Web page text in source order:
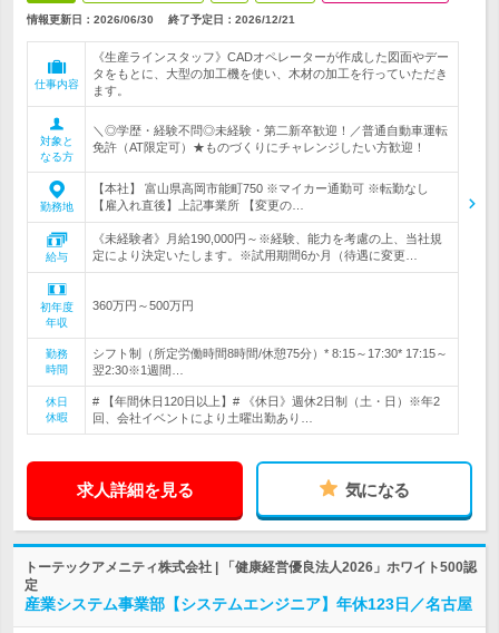
情報更新日：2026/06/30 終了予定日： 2026/12/21
仕事内容
《生産ラインスタッフ》CADオペレーターが作成した図面やデー
タをもとに、大型の加工機を使い、木材の加工を行っていただき
ます。
対象と
なる方
＼◎学歴・経験不問◎未経験・第二新卒歓迎！／普通自動車運転
免許（AT限定可）★ものづくりにチャレンジしたい方歓迎！
勤務地
【本社】 富山県高岡市能町750 ※マイカー通勤可 ※転勤なし
【雇入れ直後】上記事業所 【変更の…
給与
《未経験者》月給190,000円～※経験、能力を考慮の上、当社規
定により決定いたします。※試用期間6か月（待遇に変更…
初年度
年収
360万円～500万円
勤務
時間
シフト制（所定労働時間8時間/休憩75分）* 8:15～17:30* 17:15～
翌2:30※1週間…
休日
休暇
# 【年間休日120日以上】# 《休日》週休2日制（土・日）※年2
回、会社イベントにより土曜出勤あり…
求人詳細を見る 気になる
トーテックアメニティ株式会社 | 「健康経営優良法人2026」ホワイト500認
定
産業システム事業部【システムエンジニア】年休123日／名古屋